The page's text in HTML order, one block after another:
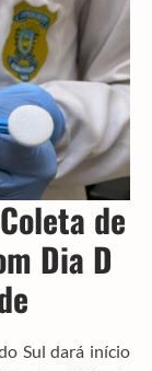
de
Dia D
Sul dará início